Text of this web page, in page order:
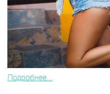
Подробнее...